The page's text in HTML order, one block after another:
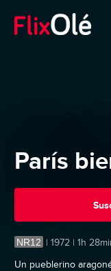
París
NR12 | 1972 | 1h
Un pueblerino